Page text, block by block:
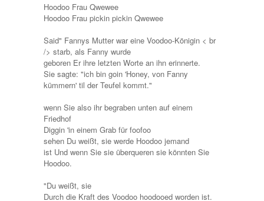
Hoodoo Frau Qwewee
Hoodoo Frau pickin pickin Qwewee
Said" Fannys Mutter war eine Voodoo-Königin < br
/> starb, als Fanny wurde
geboren Er ihre letzten Worte an ihn erinnerte.
Sie sagte: "ich bin goin 'Honey, von Fanny
kümmern' til der Teufel kommt."
wenn Sie also ihr begraben unten auf einem
Friedhof
Diggin 'in einem Grab für foofoo
sehen Du weißt, sie werde Hoodoo jemand
ist Und wenn Sie sie überqueren sie könnten Sie
Hoodoo.
"Du weißt, sie
Durch die Kraft des Voodoo hoodooed worden ist.